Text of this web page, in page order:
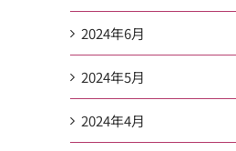
2024年6月
2024年5月
2024年4月